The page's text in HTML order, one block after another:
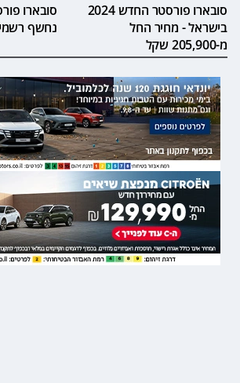
סובארו פורסטר החדש 2024
בישראל - מחיר החל
מ-205,900 שקל
נחשף